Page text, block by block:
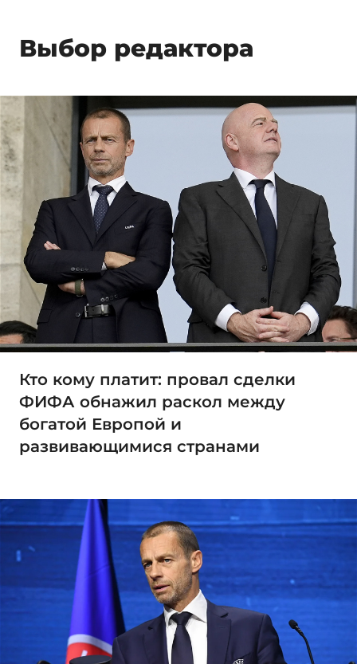
Выбор редактора
Кто кому платит: провал сделки
ФИФА обнажил раскол между
богатой Европой и
развивающимися странами